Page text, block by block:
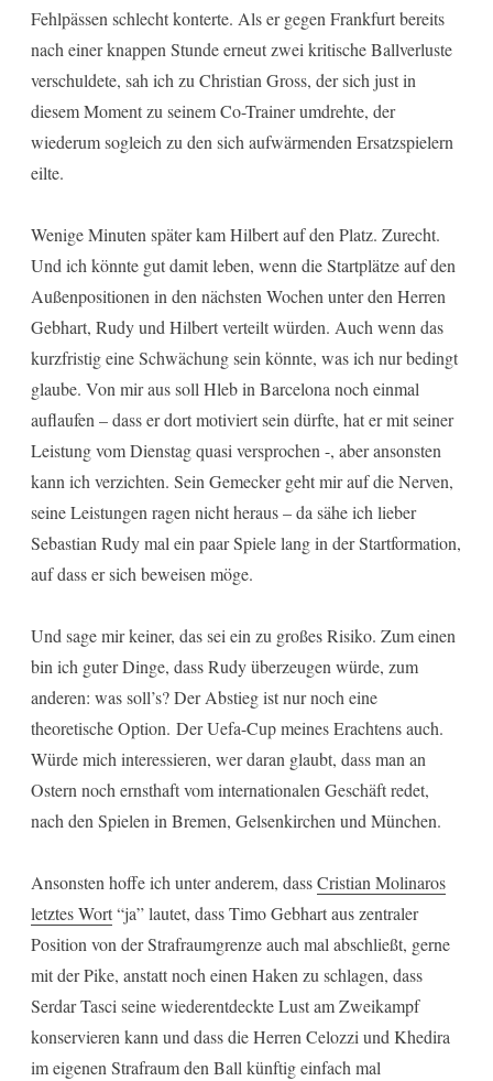
Fehlpässen schlecht konterte. Als er gegen Frankfurt bereits
nach einer knappen Stunde erneut zwei kritische Ballverluste
verschuldete, sah ich zu Christian Gross, der sich just in
diesem Moment zu seinem Co-Trainer umdrehte, der
wiederum sogleich zu den sich aufwärmenden Ersatzspielern
eilte.
Wenige Minuten später kam Hilbert auf den Platz. Zurecht.
Und ich könnte gut damit leben, wenn die Startplätze auf den
Außenpositionen in den nächsten Wochen unter den Herren
Gebhart, Rudy und Hilbert verteilt würden. Auch wenn das
kurzfristig eine Schwächung sein könnte, was ich nur bedingt
glaube. Von mir aus soll Hleb in Barcelona noch einmal
auflaufen – dass er dort motiviert sein dürfte, hat er mit seiner
Leistung vom Dienstag quasi versprochen -, aber ansonsten
kann ich verzichten. Sein Gemecker geht mir auf die Nerven,
seine Leistungen ragen nicht heraus – da sähe ich lieber
Sebastian Rudy mal ein paar Spiele lang in der Startformation,
auf dass er sich beweisen möge.
Und sage mir keiner, das sei ein zu großes Risiko. Zum einen
bin ich guter Dinge, dass Rudy überzeugen würde, zum
anderen: was soll’s? Der Abstieg ist nur noch eine
theoretische Option. Der Uefa-Cup meines Erachtens auch.
Würde mich interessieren, wer daran glaubt, dass man an
Ostern noch ernsthaft vom internationalen Geschäft redet,
nach den Spielen in Bremen, Gelsenkirchen und München.
Ansonsten hoffe ich unter anderem, dassCristian Molinaros
letztes Wort“ja” lautet, dass Timo Gebhart aus zentraler
Position von der Strafraumgrenze auch mal abschließt, gerne
mit der Pike, anstatt noch einen Haken zu schlagen, dass
Serdar Tasci seine wiederentdeckte Lust am Zweikampf
konservieren kann und dass die Herren Celozzi und Khedira
im eigenen Strafraum den Ball künftig einfach mal